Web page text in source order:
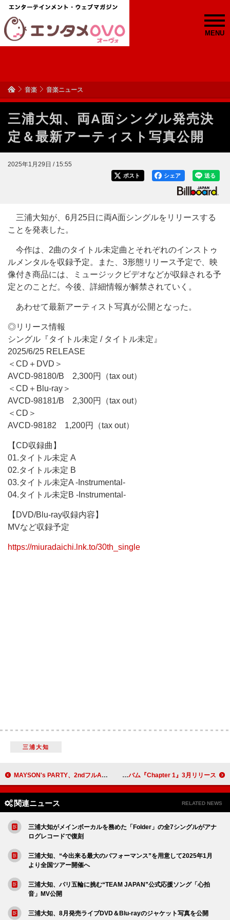
MENU
音楽 音楽ニュース
三浦大知、両A面シングル発売決
定＆最新アーティスト写真公開
2025年1月29日 / 15:55
送る
シェア
ポスト
三浦大知が、6月25日に両A面シングルをリリースする
ことを発表した。
今作は、2曲のタイトル未定曲とそれぞれのインストゥ
ルメンタルを収録予定。また、3形態リリース予定で、映
像付き商品には、ミュージックビデオなどが収録される予
定とのことだ。今後、詳細情報が解禁されていく。
あわせて最新アーティスト写真が公開となった。
◎リリース情報
シングル『タイトル未定 / タイトル未定』
2025/6/25 RELEASE
＜CD＋DVD＞
AVCD-98180/B 2,300円（tax out）
＜CD＋Blu-ray＞
AVCD-98181/B 2,300円（tax out）
＜CD＞
AVCD-98182 1,200円（tax out）
【CD収録曲】
01.タイトル未定 A
02.タイトル未定 B
03.タイトル未定A -Instrumental-
04.タイトル未定B -Instrumental-
【DVD/Blu-ray収録内容】
MVなど収録予定
https://miuradaichi.lnk.to/30th_single
三浦大知
MAYSON's PARTY、2ndフルAL『GO』発売＆コミカル満載の新曲「La-La-La」MV公開 BALLISTIK BOYZ、6年間の軌跡をすべて詰め込んだベストアルバム『Chapter 1』3月リリース
関連ニュース RELATED NEWS
三浦大知がメインボーカルを務めた「Folder」の全7シングルがアナ
ログレコードで復刻
三浦大知、“今出来る最大のパフォーマンス”を用意して2025年1月
より全国ツアー開催へ
三浦大知、パリ五輪に挑む“TEAM JAPAN”公式応援ソング「心拍
音」MV公開
三浦大知、8月発売ライブDVD＆Blu-rayのジャケット写真を公開